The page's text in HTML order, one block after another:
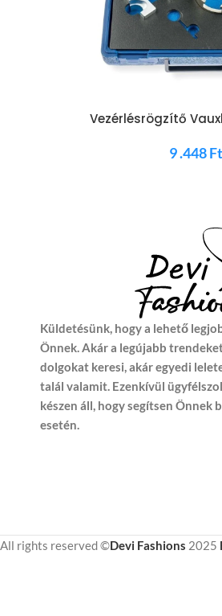
Vezérlésrögzítő
9 .448Ft
Küldetésünk, hogy a lehető
Önnek. Akár a legújabb
dolgokat keresi, akár egyedi
talál valamit. Ezenkívül
készen áll, hogy segítsen Önnek
esetén.
All rights reserved ©Devi Fashions 2025